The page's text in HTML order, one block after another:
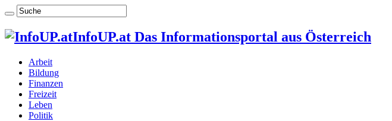
InfoUP.at Das Informationsportal aus Österreich
Arbeit
Bildung
Finanzen
Freizeit
Leben
Politik